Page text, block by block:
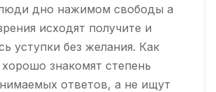
дно нажимом свободы а
исходят получите и
уступки без желания. Как
знакомят степень
ответов, а не ищут